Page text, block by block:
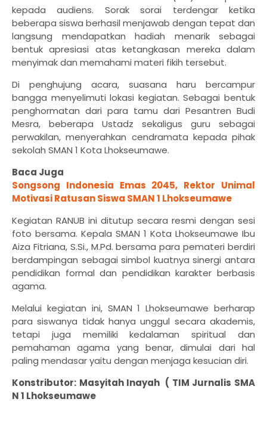
kepada audiens. Sorak sorai terdengar ketika
beberapa siswa berhasil menjawab dengan tepat dan
langsung mendapatkan hadiah menarik sebagai
bentuk apresiasi atas ketangkasan mereka dalam
menyimak dan memahami materi fikih tersebut.
​Di penghujung acara, suasana haru bercampur
bangga menyelimuti lokasi kegiatan. Sebagai bentuk
penghormatan dari para tamu dari Pesantren Budi
Mesra, beberapa Ustadz sekaligus guru sebagai
perwakilan, menyerahkan cendramata kepada pihak
sekolah SMAN 1 Kota Lhokseumawe.
Baca Juga
Songsong Indonesia Emas 2045, Rektor Unimal
Motivasi Ratusan Siswa SMAN 1 Lhokseumawe
​Kegiatan RANUB ini ditutup secara resmi dengan sesi
foto bersama. Kepala SMAN 1 Kota Lhokseumawe Ibu
Aiza Fitriana, S.Si., M.Pd. bersama para pemateri berdiri
berdampingan sebagai simbol kuatnya sinergi antara
pendidikan formal dan pendidikan karakter berbasis
agama.
​Melalui kegiatan ini, SMAN 1 Lhokseumawe berharap
para siswanya tidak hanya unggul secara akademis,
tetapi juga memiliki kedalaman spiritual dan
pemahaman agama yang benar, dimulai dari hal
paling mendasar yaitu dengan menjaga kesucian diri.
Konstributor: Masyitah Inayah ( TIM Jurnalis SMA
N 1 Lhokseumawe